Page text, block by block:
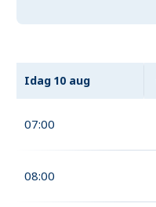
Idag 10 aug
07:00
08:00